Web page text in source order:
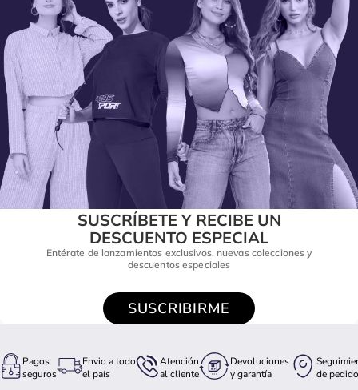
SUSCRÍBETE Y RECIBE UN
DESCUENTO ESPECIAL
Entérate de lanzamientos exclusivos, nuevas colecciones y
descuentos especiales
SUSCRIBIRME
Pagos
seguros
Envio a todo
el país
Atención
al cliente
Devoluciones
y garantía
de pedido